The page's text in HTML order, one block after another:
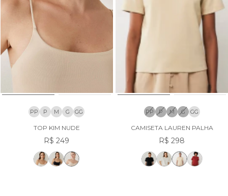
PP P M G GG
TOP KIM NUDE
R$ 249
PP P M G GG
CAMISETA LAUREN PALHA
R$ 298